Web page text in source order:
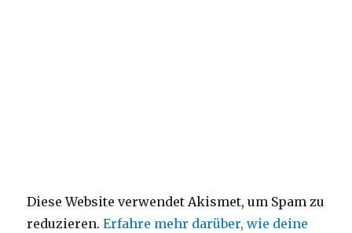
Diese Website verwendet Akismet, um Spam zu
reduzieren.Erfahre mehr darüber, wie deine